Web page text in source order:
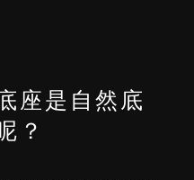
座是自然底
？